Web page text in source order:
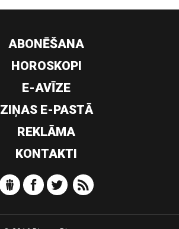
ABONĒŠANA
HOROSKOPI
E-AVĪZE
ZIŅAS E-PASTĀ
REKLĀMA
KONTAKTI